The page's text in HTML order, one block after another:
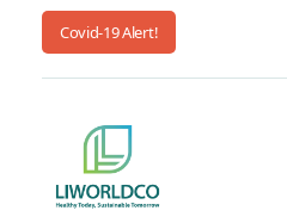
Covid-19 Alert!